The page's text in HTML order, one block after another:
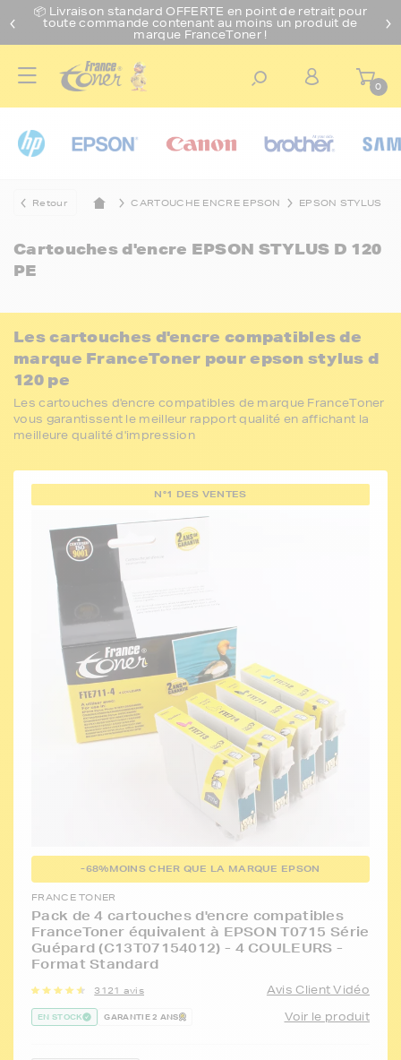
📦 Livraison standard OFFERTE en point de retrait pour
toute commande contenant au moins un produit de
marque FranceToner !
0
Retour CARTOUCHE ENCRE EPSON EPSON STYLUS
Cartouches d'encre EPSON STYLUS D 120
PE
Les cartouches d'encre compatibles de
marque FranceToner pour epson stylus d
120 pe
Les cartouches d'encre compatibles de marque FranceToner
vous garantissent le meilleur rapport qualité en affichant la
meilleure qualité d'impression
N°1 DES VENTES
-68%MOINS CHER QUE LA MARQUE EPSON
FRANCE TONER
Pack de 4 cartouches d'encre compatibles
FranceToner équivalent à EPSON T0715 Série
Guépard (C13T07154012) - 4 COULEURS -
Format Standard
3121 avis Avis Client Vidéo
EN STOCK GARANTIE 2 ANS Voir le produit